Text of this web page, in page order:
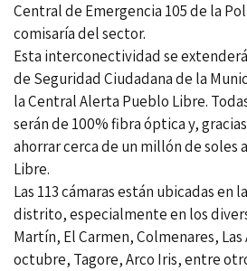
Central de Emergencia 105 de la
comisaría del sector.
Esta interconectividad se
de Seguridad Ciudadana de la
la Central Alerta Pueblo Libre.
serán de 100% fibra óptica y,
ahorrar cerca de un millón de soles
Libre.
Las 113 cámaras están ubicadas en
distrito, especialmente en los
Martín, El Carmen, Colmenares, Las
octubre, Tagore, Arco Iris, entre